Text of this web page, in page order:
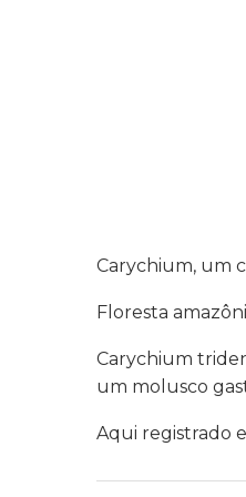
Carychium, um
Floresta
Carychium
um molusco
Aqui registrado